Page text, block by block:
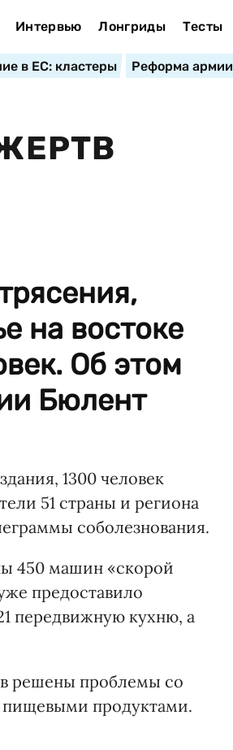
Интервью Лонгриды Тесты
в ЕС: кластеры Реформа армии
на востоке
Об этом
Бюлент
1300 человек
51 страны и региона
соболезнования.
450 машин «скорой
предоставило
передвижную кухню, а
решены проблемы со
продуктами.